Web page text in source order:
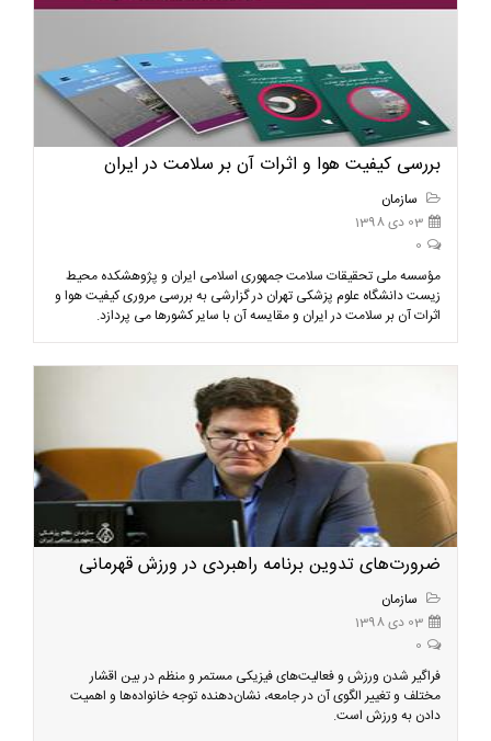
بررسی کیفیت هوا و اثرات آن بر سلامت در ایران
سازمان
03 دی 1398
0
مؤسسه ملی تحقیقات سلامت جمهوری اسلامی ایران و پژوهشکده محیط
زیست دانشگاه علوم پزشکی تهران در گزارشی به بررسی مروری کیفیت هوا و
اثرات آن بر سلامت در ایران و مقایسه آن با سایر کشورها می پردازد.
ضرورت‌های تدوین برنامه راهبردی در ورزش قهرمانی
سازمان
03 دی 1398
0
فراگیر شدن ورزش و فعالیت‌های فیزیکی مستمر و منظم در بین اقشار
مختلف و تغییر الگوی آن در جامعه، نشان‌دهنده توجه خانواده‌ها و اهمیت
دادن به ورزش است.